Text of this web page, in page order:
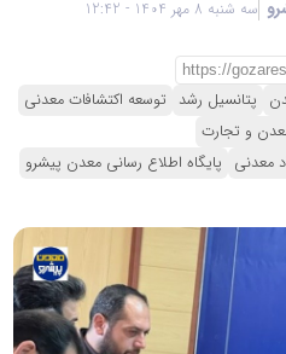
سه شنبه 8 مهر 1404 - 12:42
پتانسیل رشد توسعه اکتشافات معدنی
و تجارت
معدنی پایگاه اطلاع رسانی معدن پیشرو